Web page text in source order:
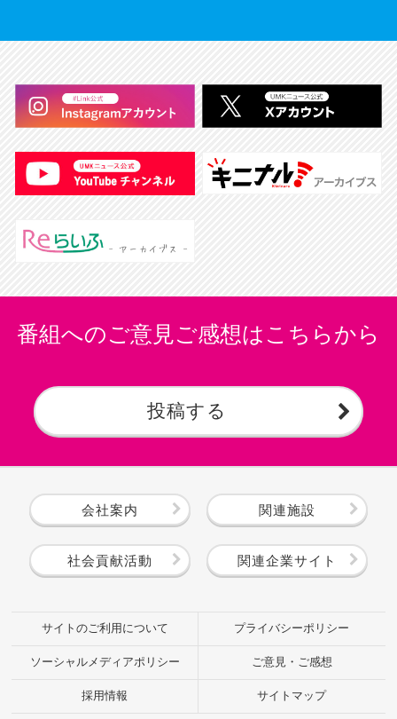
番組へのご意見ご感想はこちらから
投稿する
会社案内 関連施設
社会貢献活動 関連企業サイト
サイトのご利用について プライバシーポリシー
ソーシャルメディアポリシー ご意見・ご感想
採用情報 サイトマップ